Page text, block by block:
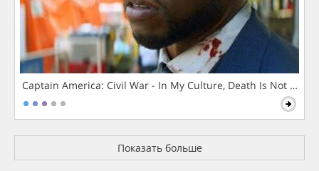
Captain America: Civil War - In My Culture, Death Is Not The
Показать больше